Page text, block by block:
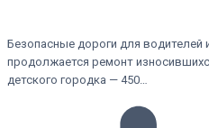
Безопасные дороги для водителей
продолжается ремонт
детского городка — 450…